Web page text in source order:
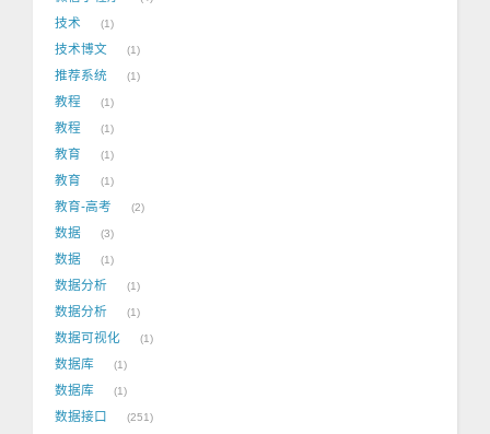
技术 1
技术博文 1
推荐系统 1
教程 1
教程 1
教育 1
教育 1
教育-高考 2
数据 3
数据 1
数据分析 1
数据分析 1
数据可视化 1
数据库 1
数据库 1
数据接口 251